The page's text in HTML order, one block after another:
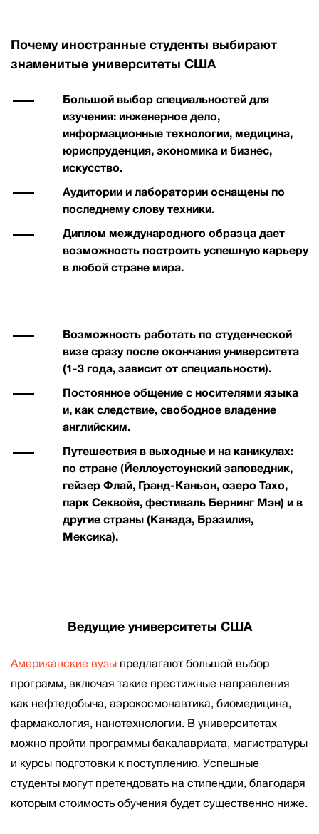
Почему иностранные студенты выбирают
знаменитые университеты США
Большой выбор специальностей для
изучения: инженерное дело,
информационные технологии, медицина,
юриспруденция, экономика и бизнес,
искусство.
Аудитории и лаборатории оснащены по
последнему слову техники.
Диплом международного образца дает
возможность построить успешную карьеру
в любой стране мира.
Возможность работать по студенческой
визе сразу после окончания университета
(1-3 года, зависит от специальности).
Постоянное общение с носителями языка
и, как следствие, свободное владение
английским.
Путешествия в выходные и на каникулах:
по стране (Йеллоустоунский заповедник,
гейзер Флай, Гранд-Каньон, озеро Тахо,
парк Секвойя, фестиваль Бернинг Мэн) и в
другие страны (Канада, Бразилия,
Мексика).
Ведущие университеты США
Американские вузы предлагают большой выбор
программ, включая такие престижные направления
как нефтедобыча, аэрокосмонавтика, биомедицина,
фармакология, нанотехнологии. В университетах
можно пройти программы бакалавриата, магистратуры
и курсы подготовки к поступлению. Успешные
студенты могут претендовать на стипендии, благодаря
которым стоимость обучения будет существенно ниже.